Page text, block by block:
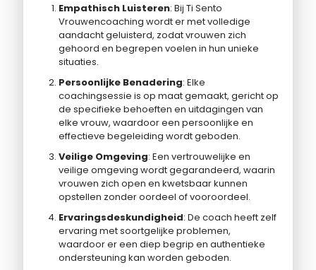
Empathisch Luisteren: Bij Ti Sento
Vrouwencoaching wordt er met volledige
aandacht geluisterd, zodat vrouwen zich
gehoord en begrepen voelen in hun unieke
situaties.
Persoonlijke Benadering: Elke
coachingsessie is op maat gemaakt, gericht op
de specifieke behoeften en uitdagingen van
elke vrouw, waardoor een persoonlijke en
effectieve begeleiding wordt geboden.
Veilige Omgeving: Een vertrouwelijke en
veilige omgeving wordt gegarandeerd, waarin
vrouwen zich open en kwetsbaar kunnen
opstellen zonder oordeel of vooroordeel.
Ervaringsdeskundigheid: De coach heeft zelf
ervaring met soortgelijke problemen,
waardoor er een diep begrip en authentieke
ondersteuning kan worden geboden.